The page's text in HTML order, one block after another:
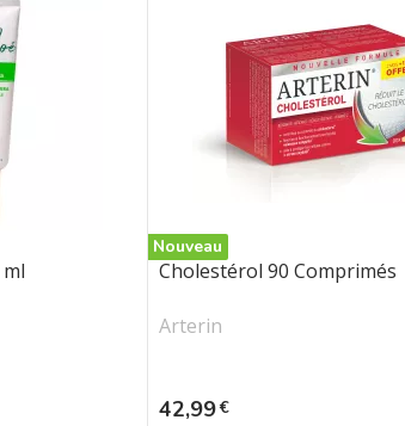
Nouveau
Cholestérol 90 Comprimés
Arterin
Prix
42,99€